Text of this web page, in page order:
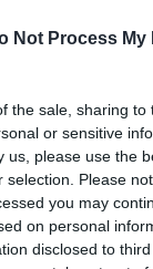
Not Process My
the sale, sharing to
or sensitive
us, please use the
selection. Please
you may
on personal
disclosed to